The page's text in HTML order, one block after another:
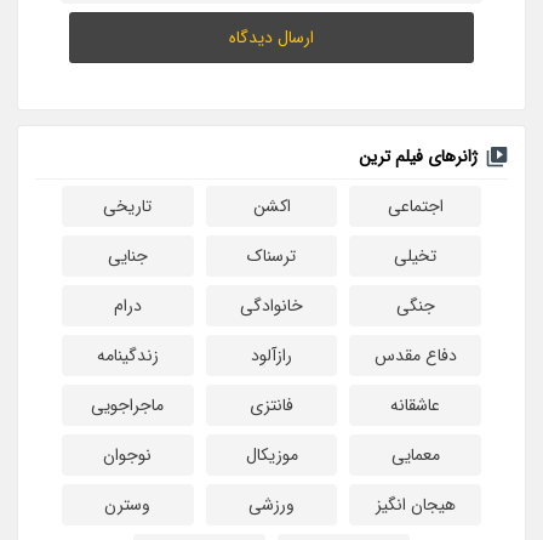
ژانرهای فیلم ترین
اجتماعی
اکشن
تاریخی
تخیلی
ترسناک
جنایی
جنگی
خانوادگی
درام
دفاع مقدس
رازآلود
زندگینامه
عاشقانه
فانتزی
ماجراجویی
معمایی
موزیکال
نوجوان
هیجان انگیز
ورزشی
وسترن